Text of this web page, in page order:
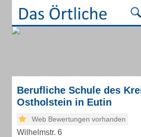
Berufliche Schule des
Ostholstein in Eutin
Web Bewertungen vorhanden
Wilhelmstr. 6